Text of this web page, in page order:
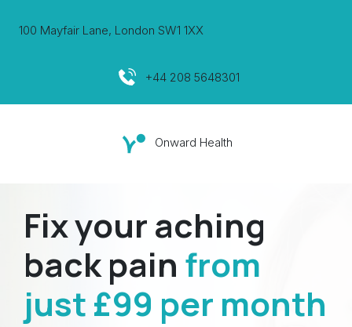
100 Mayfair Lane, London SW1 1XX
+44 208 5648301
Onward Health
Fix your aching
back pain from
just £99 per month